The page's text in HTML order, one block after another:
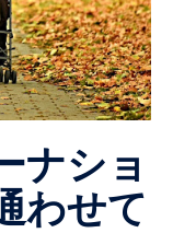
ナショ
わせて